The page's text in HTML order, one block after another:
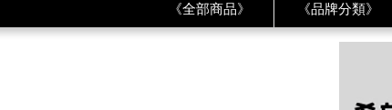
《全部商品》 《品牌分類》
《CDG》